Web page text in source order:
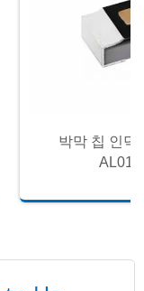
박막 칩 인덕